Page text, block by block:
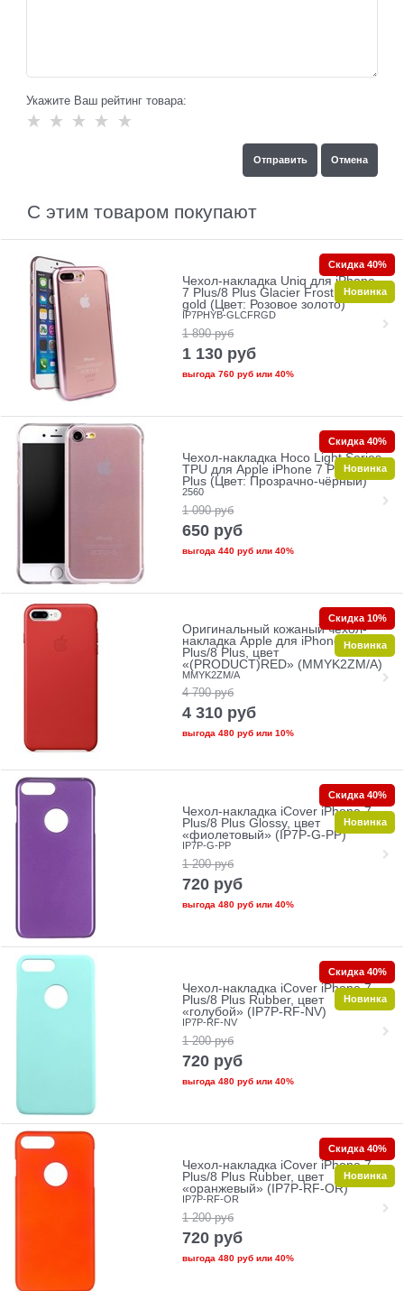
Укажите Ваш рейтинг товара:
С этим товаром покупают
Чехол-накладка Uniq для iPhone
7 Plus/8 Plus Glacier Frost Rose
gold (Цвет: Розовое золото)
IP7PHYB-GLCFRGD
1 890 руб
1 130 руб
выгода 760 рубили 40%
Скидка 40%
Новинка
Чехол-накладка Hoco Light Series
TPU для Apple iPhone 7 Plus/8
Plus (Цвет: Прозрачно-чёрный)
2560
1 090 руб
650 руб
выгода 440 рубили 40%
Скидка 40%
Новинка
Оригинальный кожаный чехол-
накладка Apple для iPhone 7
Plus/8 Plus, цвет
«(PRODUCT)RED» (MMYK2ZM/A)
MMYK2ZM/A
4 790 руб
4 310 руб
выгода 480 рубили 10%
Скидка 10%
Новинка
Чехол-накладка iCover iPhone 7
Plus/8 Plus Glossy, цвет
«фиолетовый» (IP7P-G-PP)
IP7P-G-PP
1 200 руб
720 руб
выгода 480 рубили 40%
Скидка 40%
Новинка
Чехол-накладка iCover iPhone 7
Plus/8 Plus Rubber, цвет
«голубой» (IP7P-RF-NV)
IP7P-RF-NV
1 200 руб
720 руб
выгода 480 рубили 40%
Скидка 40%
Новинка
Чехол-накладка iCover iPhone 7
Plus/8 Plus Rubber, цвет
«оранжевый» (IP7P-RF-OR)
IP7P-RF-OR
1 200 руб
720 руб
выгода 480 рубили 40%
Скидка 40%
Новинка